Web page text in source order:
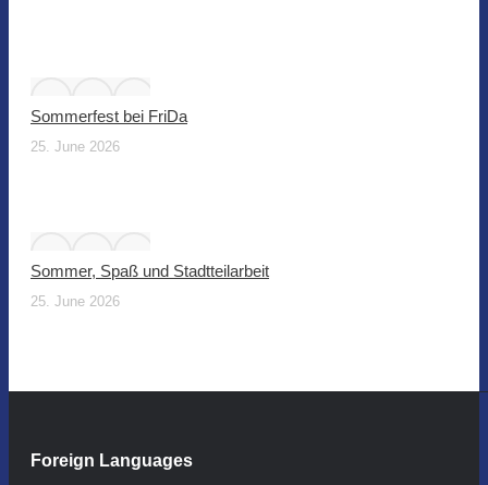
Sommerfest bei FriDa
25. June 2026
Sommer, Spaß und Stadtteilarbeit
25. June 2026
Foreign Languages